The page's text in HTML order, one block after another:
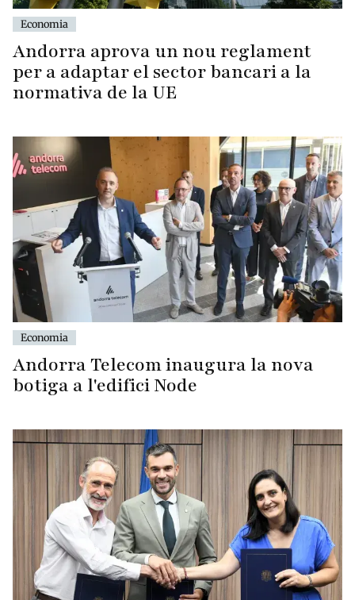
Economia
Andorra aprova un nou reglament
per a adaptar el sector bancari a la
normativa de la UE
Economia
Andorra Telecom inaugura la nova
botiga a l'edifici Node